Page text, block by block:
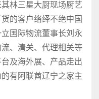
林三星大厨现场厨艺
的客户络绎不绝中国
国际物流董事长刘永
、清关、代理相关等
及海外展、产品走出
有阿联酋辽宁之家主